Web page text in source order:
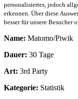
personalisiertes, jedoch
erkennen. Über diese
besser für unsere Besucher
Name: Matomo/Piwik
Dauer: 30 Tage
Art: 3rd Party
Kategorie: Statistik